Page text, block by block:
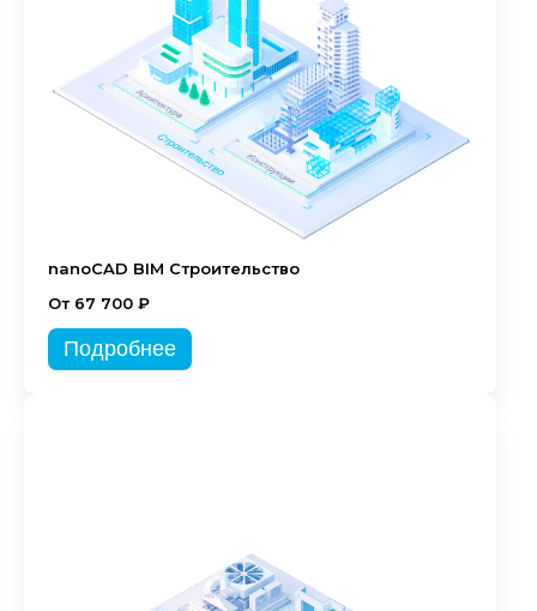
nanoCAD BIM Строительство
От 67 700 ₽
Подробнее